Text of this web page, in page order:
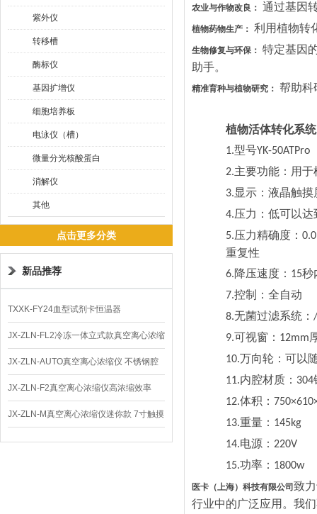
紫外仪
转移槽
酶标仪
基因扩增仪
细胞培养板
电泳仪（槽）
微量分光核酸蛋白
消解仪
其他
点击更多分类
新品推荐
TXXK-FY24血型试剂卡恒温器
JX-ZLN-FL2冷冻一体立式款真空离心浓缩
仪 低温功能
JX-ZLN-AUTO真空离心浓缩仪 不锈钢腔
体
JX-ZLN-F2真空离心浓缩仪高浓缩效率
JX-ZLN-M真空离心浓缩仪迷你款 7寸触摸
屏
农业与作物改良： 通过基因
植物药物生产： 利用植物转
生物修复与环保： 特定基因
助手。
精准育种与植物研究： 帮助科
植物活体转化系
1.型号YK-50ATPro
2.主要功能：用
3.显示：液晶触
4.压力：低可以达
5.压力精确度：
重复性
6.降压速度： 15秒
7.控制：全自动
8.无菌过滤系统： /
9.可视窗： 12mm
10.万向轮：可以
11.内腔材质： 304
12.体积：
13.重量： 145kg
14.电源： 220V
15.功率： 1800w
医卡（上海）科技有限公司 致
行业中的广泛应用。我